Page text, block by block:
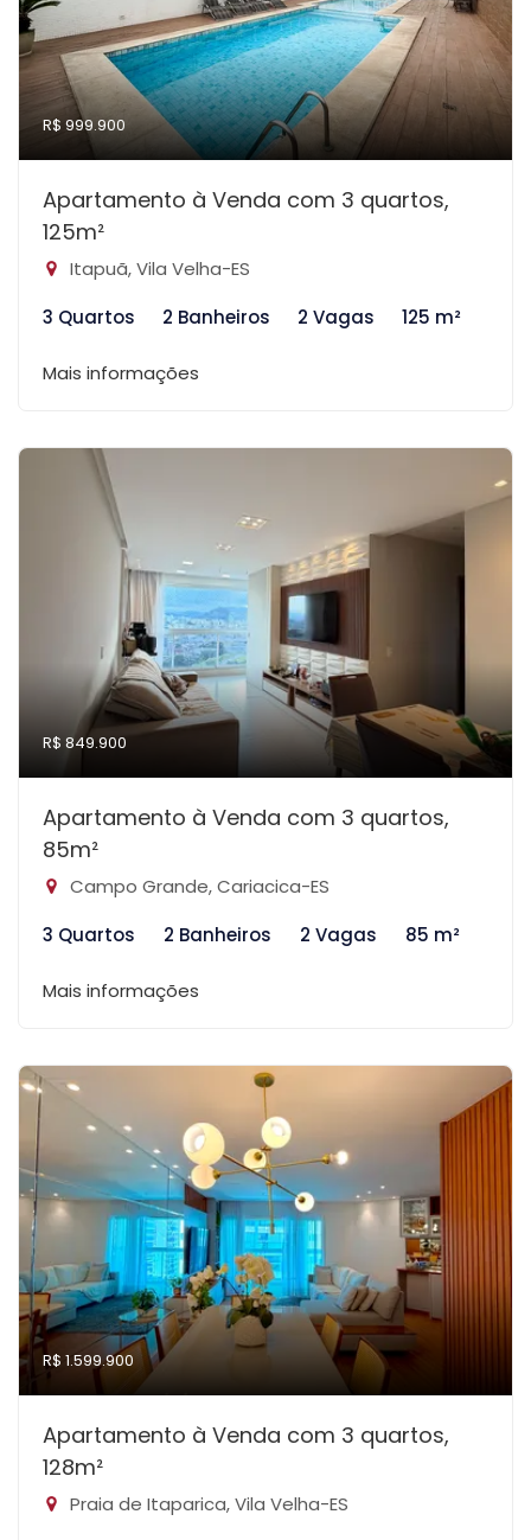
R$ 999.900
Apartamento à Venda com 3 quartos,
125m²
Itapuã, Vila Velha-ES
3 Quartos
2 Banheiros 2 Vagas 125 m²
Mais informações
R$ 849.900
Apartamento à Venda com 3 quartos,
85m²
Campo Grande, Cariacica-ES
3 Quartos
2 Banheiros 2 Vagas 85 m²
Mais informações
R$ 1.599.900
Apartamento à Venda com 3 quartos,
128m²
Praia de Itaparica, Vila Velha-ES